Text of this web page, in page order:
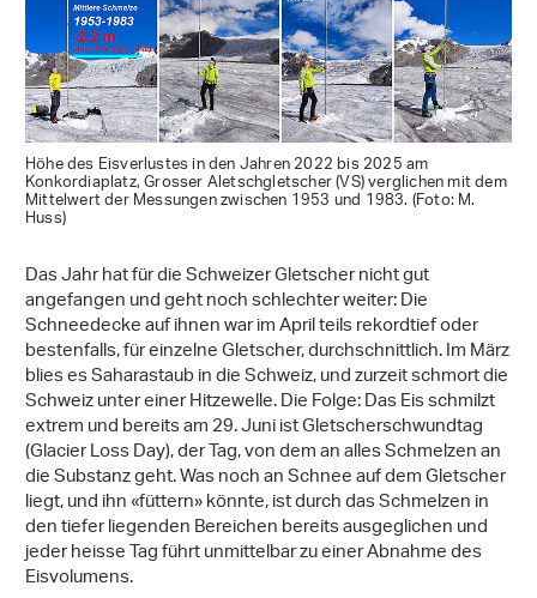
Höhe des Eisverlustes in den Jahren 2022 bis 2025 am
Konkordiaplatz, Grosser Aletschgletscher (VS) verglichen mit dem
Mittelwert der Messungen zwischen 1953 und 1983. (Foto: M.
Huss)
Das Jahr hat für die Schweizer Gletscher nicht gut
angefangen und geht noch schlechter weiter: Die
Schneedecke auf ihnen war im April teils rekordtief oder
bestenfalls, für einzelne Gletscher, durchschnittlich. Im März
blies es Saharastaub in die Schweiz, und zurzeit schmort die
Schweiz unter einer Hitzewelle. Die Folge: Das Eis schmilzt
extrem und bereits am 29. Juni ist Gletscherschwundtag
(Glacier Loss Day), der Tag, von dem an alles Schmelzen an
die Substanz geht. Was noch an Schnee auf dem Gletscher
liegt, und ihn «füttern» könnte, ist durch das Schmelzen in
den tiefer liegenden Bereichen bereits ausgeglichen und
jeder heisse Tag führt unmittelbar zu einer Abnahme des
Eisvolumens.